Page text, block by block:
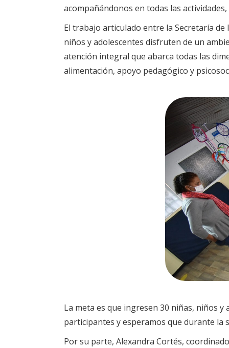
acompañándonos en todas las
El trabajo articulado entre la Secretaría
niños y adolescentes disfruten de un
atención integral que abarca todas las
alimentación, apoyo pedagógico y
La meta es que ingresen 30 niñas, niños y
participantes y esperamos que durante la
Por su parte, Alexandra Cortés,